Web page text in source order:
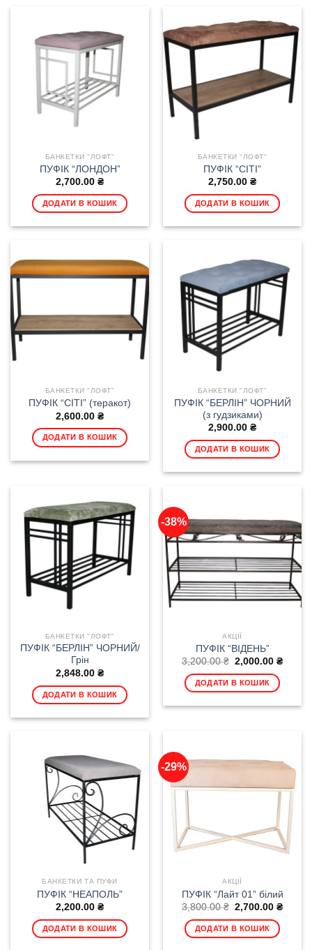
БАНКЕТКИ "ЛОФТ"
ПУФІК “ЛОНДОН”
2,700.00 ₴
ДОДАТИ В КОШИК
БАНКЕТКИ "ЛОФТ"
ПУФІК “СІТІ”
2,750.00 ₴
ДОДАТИ В КОШИК
БАНКЕТКИ "ЛОФТ"
ПУФІК “СІТІ” (теракот)
2,600.00 ₴
ДОДАТИ В КОШИК
БАНКЕТКИ "ЛОФТ"
ПУФІК “БЕРЛІН” ЧОРНИЙ
(з гудзиками)
2,900.00 ₴
ДОДАТИ В КОШИК
БАНКЕТКИ "ЛОФТ"
ПУФІК “БЕРЛІН” ЧОРНИЙ/
Грін
2,848.00 ₴
ДОДАТИ В КОШИК
-38%
АКЦІЇ
ПУФІК “ВІДЕНЬ”
3,200.00₴ Оригінальна
3,200.00 ₴.
2,000.00₴
ДОДАТИ В КОШИК
БАНКЕТКИ ТА ПУФИ
ПУФІК “НЕАПОЛЬ”
2,200.00 ₴
ДОДАТИ В КОШИК
-29%
АКЦІЇ
ПУФІК “Лайт 01” білий
3,800.00₴ Оригінальна
3,800.00 ₴.
2,700.00₴
ДОДАТИ В КОШИК